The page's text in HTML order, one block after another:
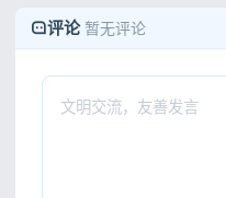
评论 暂无评论